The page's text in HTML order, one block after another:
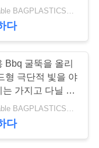
205
스토브, 야외인
을 태우는 철 야외
던지세요
Negotiable BAGPLASTICS@YAHOO.COM MOQ:1000 부분 스카이프 : 마이데아르닐
다
Bbq 굴뚝을 올리
형 극단적 빛을 야
는 가지고 다닐 수
그 겨울을 폴딩시
타늄 텐트 목제 난
Negotiable BAGPLASTICS@YAHOO.COM MOQ:1000 부분 스카이프 : 마이데아르닐
다